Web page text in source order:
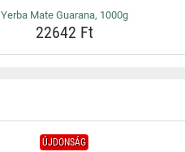
Yerba Mate Guarana, 1000g
22642 Ft
ÚJDONSÁG